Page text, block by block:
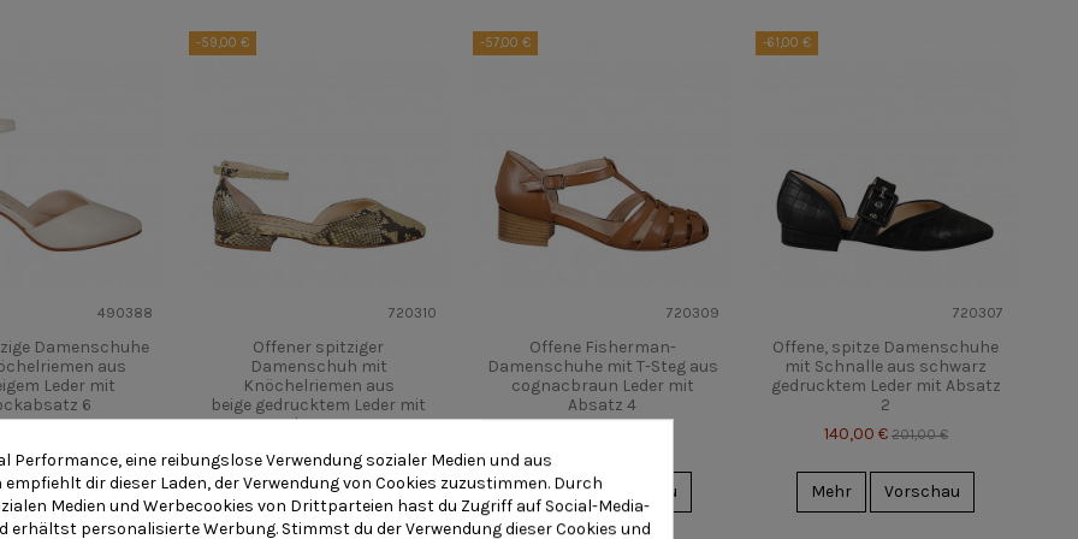
490388
Damenschuhe
aus
Leder mit
6
Vorschau
-59,00 €
720310
Offener spitziger
Damenschuh mit
Knöchelriemen aus
beige gedrucktem Leder mit
Absatz 2
136,00 € 195,00 €
Mehr Vorschau
-57,00 €
720309
Offene Fisherman-
Damenschuhe mit T-Steg aus
cognacbraun Leder mit
Absatz 4
Mehr Vorschau
-61,00 €
720307
Offene, spitze Damenschuhe
mit Schnalle aus schwarz
gedrucktem Leder mit Absatz
2
140,00 € 201,00 €
Mehr Vorschau
Performance, eine reibungslose Verwendung sozialer Medien und aus
empfiehlt dir dieser Laden, der Verwendung von Cookies zuzustimmen. Durch
Medien und Werbecookies von Drittparteien hast du Zugriff auf Social-Media-
erhältst personalisierte Werbung. Stimmst du der Verwendung dieser Cookies und